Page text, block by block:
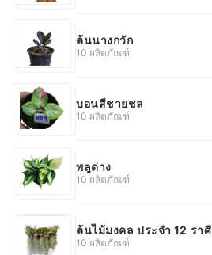
ต้นนางกวัก
10 ผลิตภัณฑ์
บอนสีชายชล
10 ผลิตภัณฑ์
พลูด่าง
10 ผลิตภัณฑ์
ต้นไม้มงคล ประจำ 12 ราศี
10 ผลิตภัณฑ์